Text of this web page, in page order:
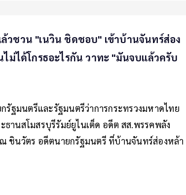
ชวน "เนวิน ชิดชอบ" เข้าบ้านจันทร์ส่อง
ได้โกรธอะไรกัน วาทะ "มันจบแล้วครับ
รัฐมนตรีและรัฐมนตรีว่าการกระทรวงมหาดไทย
ธานสโมสรบุรีรัมย์ยูไนเต็ด อดีต สส.พรรคพลัง
ชินวัตร อดีตนายกรัฐมนตรี ที่บ้านจันทร์ส่องหล้า